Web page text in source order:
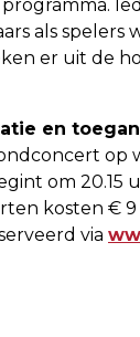
als spelers
er uit de
en
op
om 20.15
kosten €
via